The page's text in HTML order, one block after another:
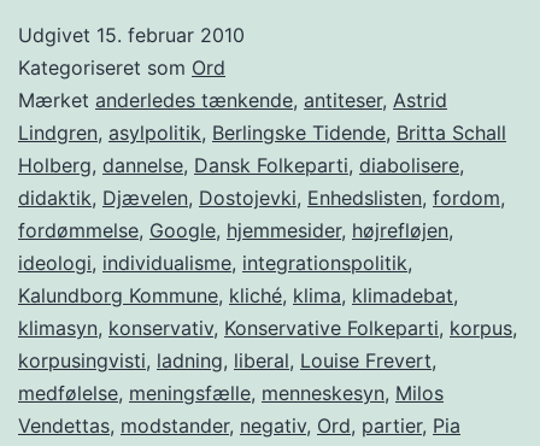
Udgivet 15. februar 2010
Kategoriseret som Ord
Mærket anderledes tænkende, antiteser, Astrid
Lindgren, asylpolitik, Berlingske Tidende, Britta Schall
Holberg, dannelse, Dansk Folkeparti, diabolisere,
didaktik, Djævelen, Dostojevki, Enhedslisten, fordom,
fordømmelse, Google, hjemmesider, højrefløjen,
ideologi, individualisme, integrationspolitik,
Kalundborg Kommune, kliché, klima, klimadebat,
klimasyn, konservativ, Konservative Folkeparti, korpus,
korpusingvisti, ladning, liberal, Louise Frevert,
medfølelse, meningsfælle, menneskesyn, Milos
Vendettas, modstander, negativ, Ord, partier, Pia